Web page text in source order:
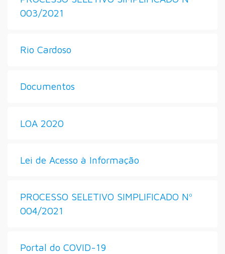
003/2021
Rio Cardoso
Documentos
LOA 2020
Lei de Acesso à Informação
PROCESSO SELETIVO SIMPLIFICADO Nº
004/2021
Portal do COVID-19